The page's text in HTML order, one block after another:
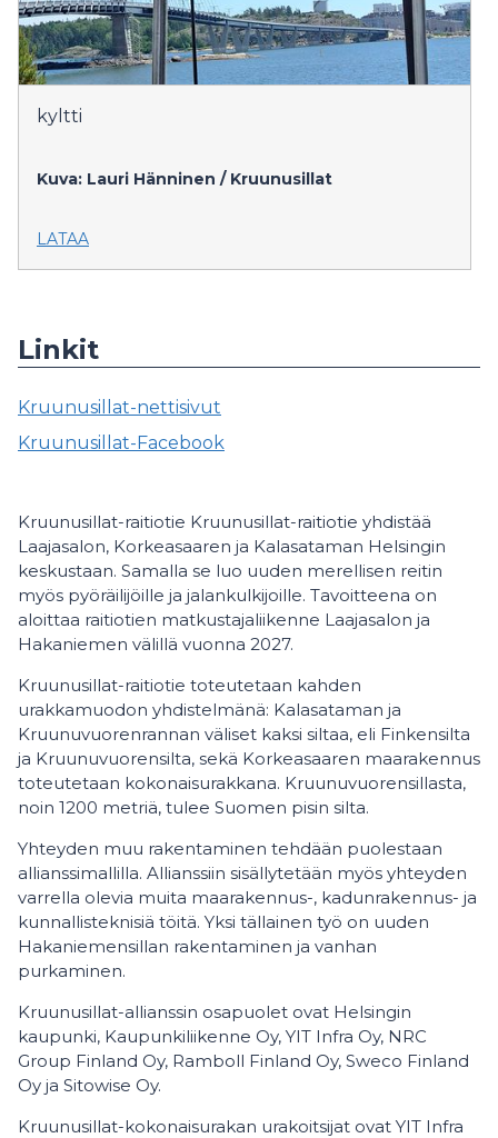
kyltti
Kuva: Lauri Hänninen / Kruunusillat
LATAA
Linkit
Kruunusillat-nettisivut
Kruunusillat-Facebook
Kruunusillat-raitiotie Kruunusillat-raitiotie yhdistää
Laajasalon, Korkeasaaren ja Kalasataman Helsingin
keskustaan. Samalla se luo uuden merellisen reitin
myös pyöräilijöille ja jalankulkijoille. Tavoitteena on
aloittaa raitiotien matkustajaliikenne Laajasalon ja
Hakaniemen välillä vuonna 2027.
Kruunusillat-raitiotie toteutetaan kahden
urakkamuodon yhdistelmänä: Kalasataman ja
Kruunuvuorenrannan väliset kaksi siltaa, eli Finkensilta
ja Kruunuvuorensilta, sekä Korkeasaaren maarakennus
toteutetaan kokonaisurakkana. Kruunuvuorensillasta,
noin 1200 metriä, tulee Suomen pisin silta.
Yhteyden muu rakentaminen tehdään puolestaan
allianssimallilla. Allianssiin sisällytetään myös yhteyden
varrella olevia muita maarakennus-, kadunrakennus- ja
kunnallisteknisiä töitä. Yksi tällainen työ on uuden
Hakaniemensillan rakentaminen ja vanhan
purkaminen.
Kruunusillat-allianssin osapuolet ovat Helsingin
kaupunki, Kaupunkiliikenne Oy, YIT Infra Oy, NRC
Group Finland Oy, Ramboll Finland Oy, Sweco Finland
Oy ja Sitowise Oy.
Kruunusillat-kokonaisurakan urakoitsijat ovat YIT Infra